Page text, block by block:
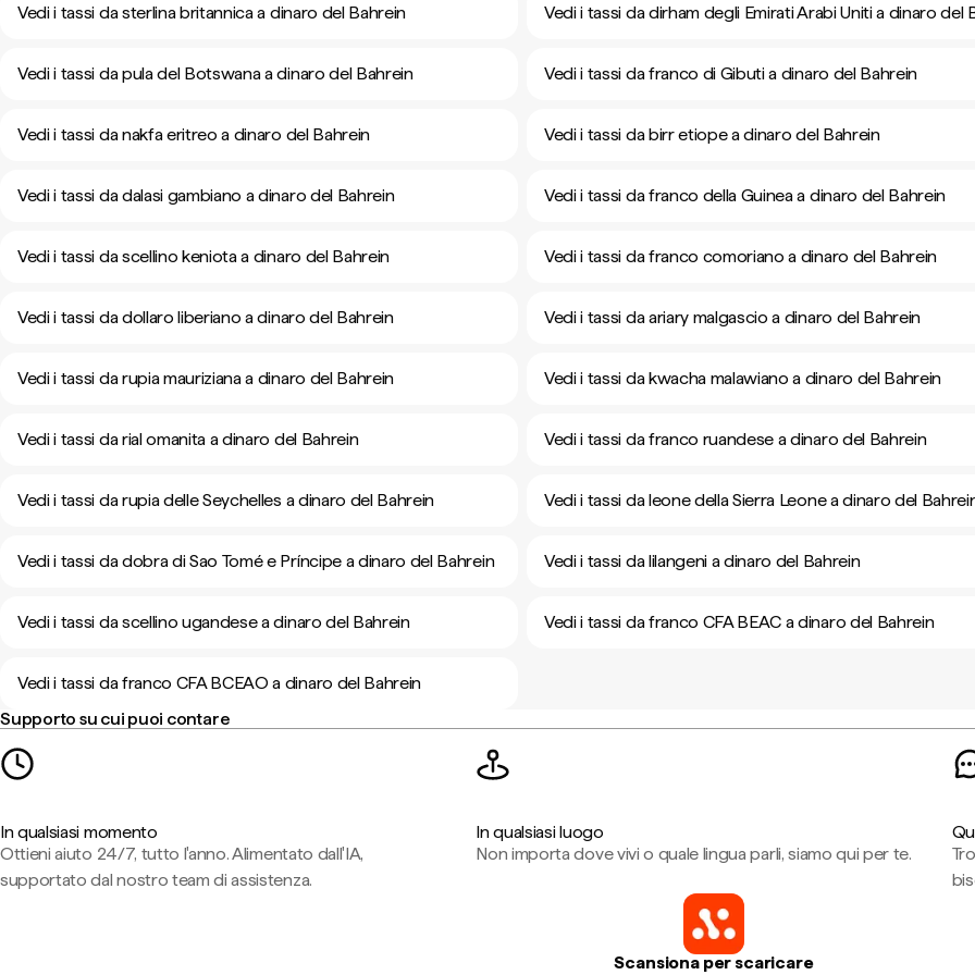
Vedi i tassi da sterlina britannica a dinaro del Bahrein Vedi i tassi da dirham degli Emirati Arabi Uniti a dinaro del
Vedi i tassi da pula del Botswana a dinaro del Bahrein Vedi i tassi da franco di Gibuti a dinaro del Bahrein
Vedi i tassi da nakfa eritreo a dinaro del Bahrein Vedi i tassi da birr etiope a dinaro del Bahrein
Vedi i tassi da dalasi gambiano a dinaro del Bahrein Vedi i tassi da franco della Guinea a dinaro del Bahrein
Vedi i tassi da scellino keniota a dinaro del Bahrein Vedi i tassi da franco comoriano a dinaro del Bahrein
Vedi i tassi da dollaro liberiano a dinaro del Bahrein Vedi i tassi da ariary malgascio a dinaro del Bahrein
Vedi i tassi da rupia mauriziana a dinaro del Bahrein Vedi i tassi da kwacha malawiano a dinaro del Bahrein
Vedi i tassi da rial omanita a dinaro del Bahrein Vedi i tassi da franco ruandese a dinaro del Bahrein
Vedi i tassi da rupia delle Seychelles a dinaro del Bahrein Vedi i tassi da leone della Sierra Leone a dinaro del
Vedi i tassi da dobra di Sao Tomé e Príncipe a dinaro del Bahrein Vedi i tassi da lilangeni a dinaro del Bahrein
Vedi i tassi da scellino ugandese a dinaro del Bahrein Vedi i tassi da franco CFA BEAC a dinaro del Bahrein
Vedi i tassi da franco CFA BCEAO a dinaro del Bahrein
Supporto su cui puoi contare
In qualsiasi momento
Ottieni aiuto 24/7, tutto l'anno. Alimentato dall'IA,
supportato dal nostro team di assistenza.
In qualsiasi luogo
Non importa dove vivi o quale lingua parli, siamo qui per te.
Scansiona per scaricare